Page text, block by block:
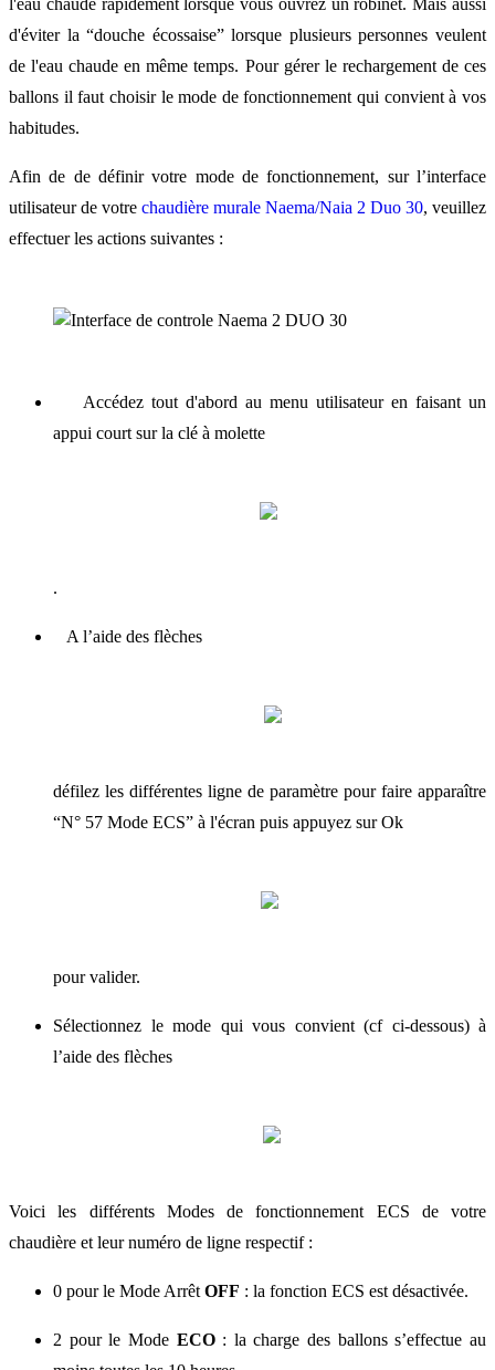
l'eau chaude rapidement lorsque vous ouvrez un robinet. Mais aussi
d'éviter la “douche écossaise” lorsque plusieurs personnes veulent
de l'eau chaude en même temps. Pour gérer le rechargement de ces
ballons il faut choisir le mode de fonctionnement qui convient à vos
habitudes.
Afin de de définir votre mode de fonctionnement, sur l’interface
utilisateur de votre chaudière murale Naema/Naia 2 Duo 30, veuillez
effectuer les actions suivantes :
Accédez tout d'abord au menu utilisateur en faisant un
appui court sur la clé à molette
.
A l’aide des flèches
défilez les différentes ligne de paramètre pour faire apparaître
“N° 57 Mode ECS” à l'écran puis appuyez sur Ok
pour valider.
Sélectionnez le mode qui vous convient (cf ci-dessous) à
l’aide des flèches
Voici les différents Modes de fonctionnement ECS de votre
chaudière et leur numéro de ligne respectif :
0 pour le Mode Arrêt OFF : la fonction ECS est désactivée.
2 pour le Mode ECO: la charge des ballons s’effectue au